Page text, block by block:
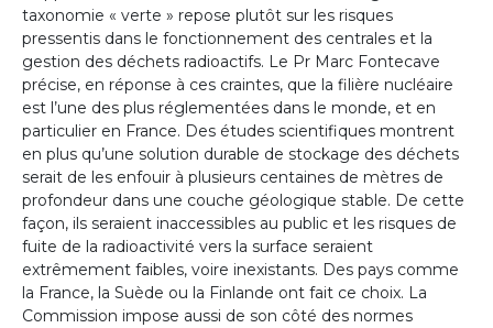
taxonomie « verte » repose plutôt sur les risques
pressentis dans le fonctionnement des centrales et la
gestion des déchets radioactifs. Le Pr Marc Fontecave
précise, en réponse à ces craintes, que la filière nucléaire
est l’une des plus réglementées dans le monde, et en
particulier en France. Des études scientifiques montrent
en plus qu’une solution durable de stockage des déchets
serait de les enfouir à plusieurs centaines de mètres de
profondeur dans une couche géologique stable. De cette
façon, ils seraient inaccessibles au public et les risques de
fuite de la radioactivité vers la surface seraient
extrêmement faibles, voire inexistants. Des pays comme
la France, la Suède ou la Finlande ont fait ce choix. La
Commission impose aussi de son côté des normes